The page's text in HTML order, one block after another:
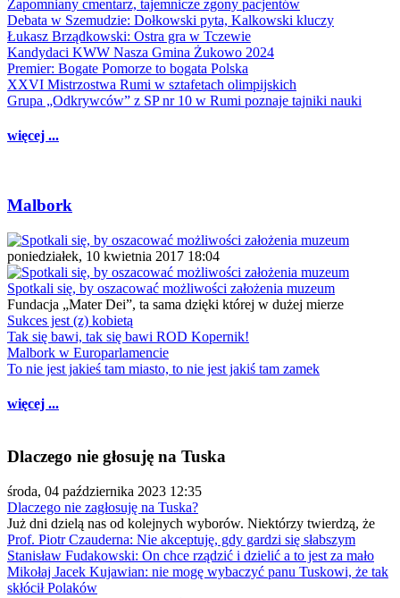
Zapomniany cmentarz, tajemnicze zgony pacjentów
Debata w Szemudzie: Dołkowski pyta, Kalkowski kluczy
Łukasz Brządkowski: Ostra gra w Tczewie
Kandydaci KWW Nasza Gmina Żukowo 2024
Premier: Bogate Pomorze to bogata Polska
XXVI Mistrzostwa Rumi w sztafetach olimpijskich
Grupa „Odkrywców” z SP nr 10 w Rumi poznaje tajniki nauki
więcej ...
Malbork
poniedziałek, 10 kwietnia 2017 18:04
Spotkali się, by oszacować możliwości założenia muzeum
Fundacja „Mater Dei”, ta sama dzięki której w dużej mierze
Sukces jest (z) kobietą
Tak się bawi, tak się bawi ROD Kopernik!
Malbork w Europarlamencie
To nie jest jakieś tam miasto, to nie jest jakiś tam zamek
więcej ...
Dlaczego nie głosuję na Tuska
środa, 04 października 2023 12:35
Dlaczego nie zagłosuję na Tuska?
Już dni dzielą nas od kolejnych wyborów. Niektórzy twierdzą, że
Prof. Piotr Czauderna: Nie akceptuję, gdy gardzi się słabszym
Stanisław Fudakowski: On chce rządzić i dzielić a to jest za mało
Mikołaj Jacek Kujawian: nie mogę wybaczyć panu Tuskowi, że tak
skłócił Polaków